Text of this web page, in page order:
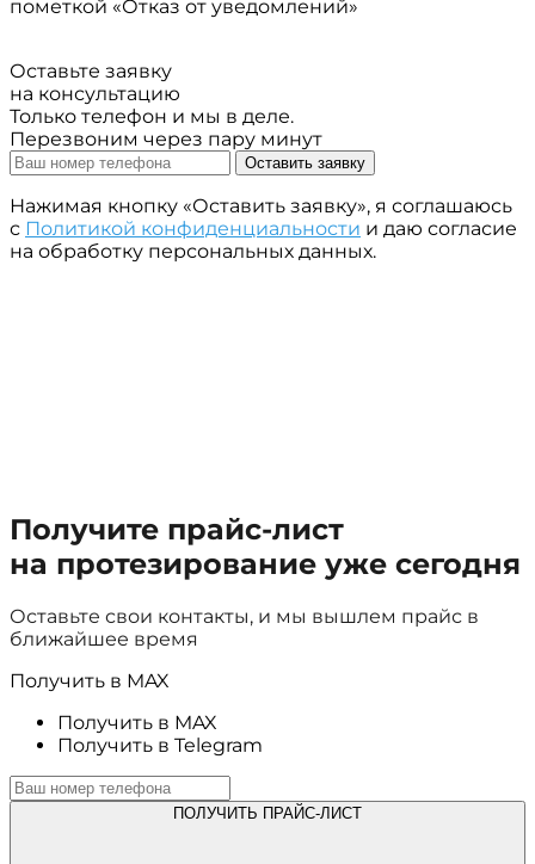
пометкой «Отказ от уведомлений»
Оставьте заявку
на консультацию
Только телефон и мы в деле.
Перезвоним через пару минут
Оставить заявку
Нажимая кнопку «Оставить заявку», я соглашаюсь
с Политикой конфиденциальности и даю согласие
на обработку персональных данных.
Получите прайс-лист
на протезирование уже сегодня
Оставьте свои контакты, и мы вышлем прайс в
ближайшее время
Получить в MAX
Получить в MAX
Получить в Telegram
ПОЛУЧИТЬ ПРАЙС-ЛИСТ